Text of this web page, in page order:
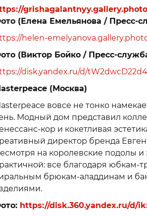
(Елена Емельянова / Пресс-
helen-
(Виктор Бойко / Пресс-
disk.yandex.ru/d/
(Москва)
вовсе не тонко
Модный дом представил
кор и кокетливая
директор бренда
на королевские подолы и
все благодаря
брюкам-аладдинам и
https://disk.360.yandex.ru/d/